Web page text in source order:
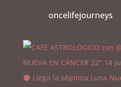
oncelifejourneys